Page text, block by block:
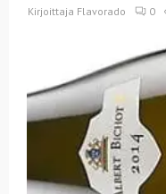
Kirjoittaja Flavorado 0